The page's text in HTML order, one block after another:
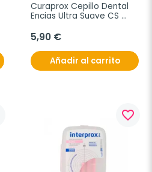
Curaprox Cepillo Dental
Encias Ultra Suave CS
5,90 €
Añadir al carrito
favorite_border